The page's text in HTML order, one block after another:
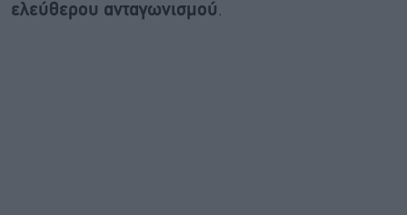
ελεύθερου ανταγωνισμού .